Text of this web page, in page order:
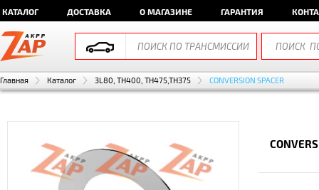
КАТАЛОГ ДОСТАВКА О МАГАЗИНЕ ГАРАНТИЯ
Главная Каталог 3L80, TH400, TH475,TH375 CONVERSION SPACER